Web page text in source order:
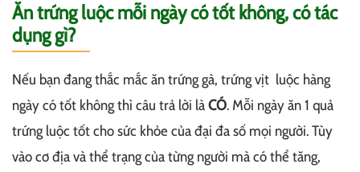
Ăn trứng luộc mỗi ngày có tốt không, có tác
dụng gì?
Nếu bạn đang thắc mắc ăn trứng gà, trứng vịt luộc hàng
ngày có tốt không thì câu trả lời làCÓ. Mỗi ngày ăn 1 quả
trứng luộc tốt cho sức khỏe của đại đa số mọi người. Tùy
vào cơ địa và thể trạng của từng người mà có thể tăng,